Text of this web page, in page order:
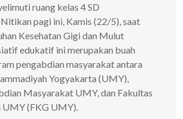
ruang kelas 4 SD
pagi ini, Kamis (22/5), saat
Kesehatan Gigi dan Mulut
edukatif ini merupakan buah
pengabdian masyarakat antara
Yogyakarta (UMY),
Masyarakat UMY, dan Fakultas
(FKG UMY).